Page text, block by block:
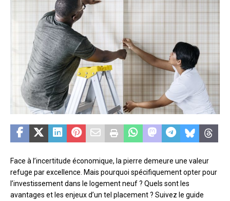
Face à l’incertitude économique, la pierre demeure une valeur
refuge par excellence. Mais pourquoi spécifiquement opter pour
l’investissement dans le logement neuf ? Quels sont les
avantages et les enjeux d’un tel placement ? Suivez le guide